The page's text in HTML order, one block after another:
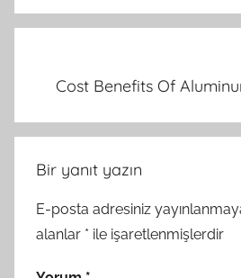
Cost Benefits Of
Bir yanıt yazın
E-posta adresiniz
alanlar * ile işaretlenmişlerdir